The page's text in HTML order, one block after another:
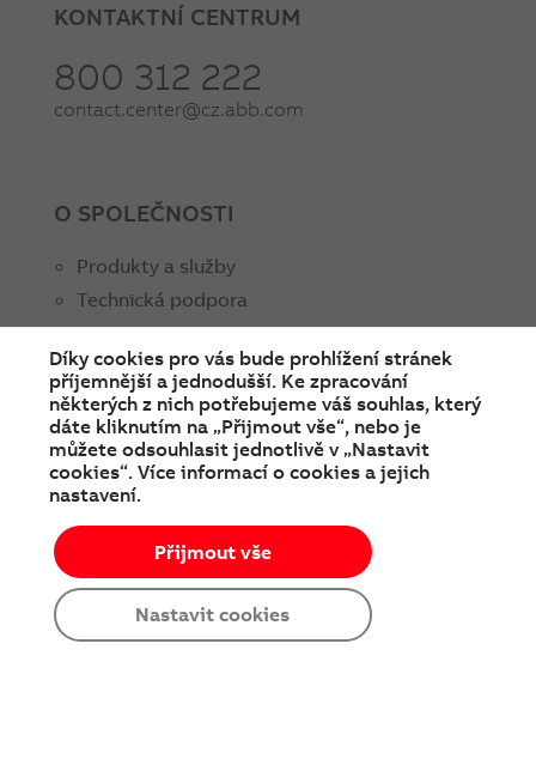
KONTAKTNÍ CENTRUM
800 312 222
contact.center@cz.abb.com
O SPOLEČNOSTI
Produkty a služby
Technická podpora
Obchodní kontakty
ABB ČR
O nás
Média
Soutěže a prodejní akce
Díky cookies pro vás bude prohlížení stránek
příjemnější a jednodušší. Ke zpracování
některých z nich potřebujeme váš souhlas, který
dáte kliknutím na „Přijmout vše“, nebo je
můžete odsouhlasit jednotlivě v „Nastavit
cookies“. Více informací o cookies a jejich
nastavení.
Nastavit cookies
Přijmout vše